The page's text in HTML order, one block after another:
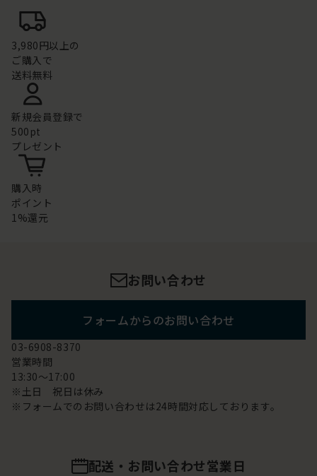
3,980円以上の
ご購入で
送料無料
新規会員登録で
500pt
プレゼント
購入時
ポイント
1%還元
お問い合わせ
フォームからのお問い合わせ
03-6908-8370
営業時間
13:30～17:00
※土日 祝日は休み
※フォームでのお問い合わせは24時間対応しております。
配送・お問い合わせ営業日